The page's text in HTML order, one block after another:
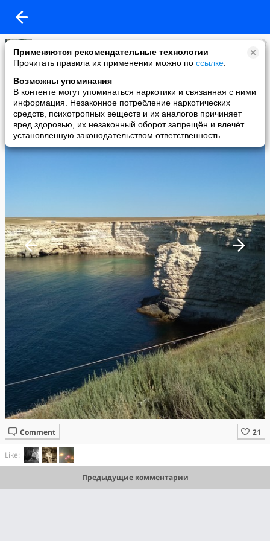
Применяются рекомендательные технологии
Прочитать правила их применении можно по ссылке
Возможны упоминания
В контенте могут упоминаться наркотики и связанная с ними
информация. Незаконное потребление наркотических
средств, психотропных веществ и их аналогов причиняет
вред здоровью, их незаконный оборот запрещён и влечёт
установленную законодательством ответственность
василий козленков
added a photo
10 Sep в 18:09
Comment
Like:
Предыдущие комментарии